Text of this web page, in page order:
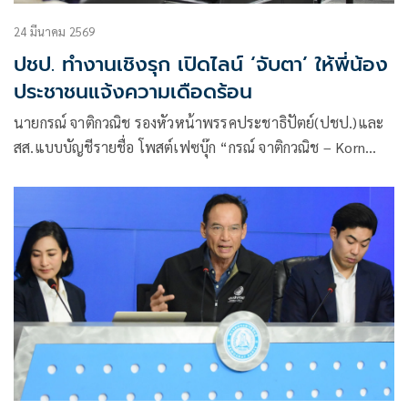
24 มีนาคม 2569
ปชป. ทำงานเชิงรุก เปิดไลน์ ‘จับตา’ ให้พี่น้อง
ประชาชนแจ้งความเดือดร้อน
นายกรณ์ จาติกวณิช รองหัวหน้าพรรคประชาธิปัตย์(ปชป.)และ
สส.แบบบัญชีรายชื่อ โพสต์เฟซบุ๊ก “กรณ์ จาติกวณิช – Korn